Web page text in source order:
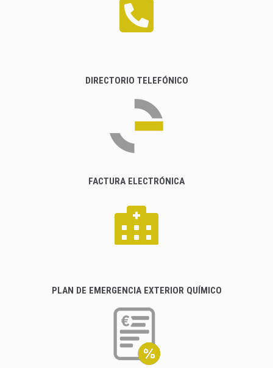
DIRECTORIO TELEFÓNICO
FACTURA ELECTRÓNICA
PLAN DE EMERGENCIA EXTERIOR QUÍMICO